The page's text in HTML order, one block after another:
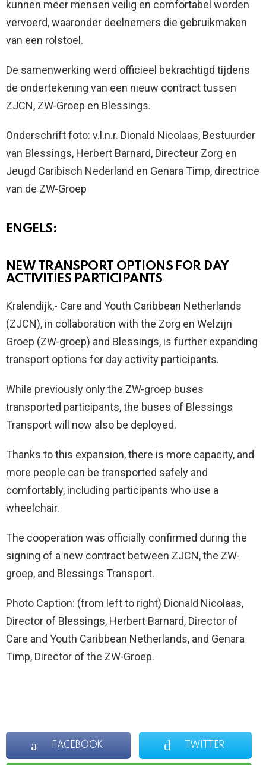
kunnen meer mensen veilig en comfortabel worden
vervoerd, waaronder deelnemers die gebruikmaken
van een rolstoel.
De samenwerking werd officieel bekrachtigd tijdens
de ondertekening van een nieuw contract tussen
ZJCN, ZW-Groep en Blessings.
Onderschrift foto: v.l.n.r. Dionald Nicolaas, Bestuurder
van Blessings, Herbert Barnard, Directeur Zorg en
Jeugd Caribisch Nederland en Genara Timp, directrice
van de ZW-Groep
ENGELS:
NEW TRANSPORT OPTIONS FOR DAY
ACTIVITIES PARTICIPANTS
Kralendijk,- Care and Youth Caribbean Netherlands
(ZJCN), in collaboration with the Zorg en Welzijn
Groep (ZW-groep) and Blessings, is further expanding
transport options for day activity participants.
While previously only the ZW-groep buses
transported participants, the buses of Blessings
Transport will now also be deployed.
Thanks to this expansion, there is more capacity, and
more people can be transported safely and
comfortably, including participants who use a
wheelchair.
The cooperation was officially confirmed during the
signing of a new contract between ZJCN, the ZW-
groep, and Blessings Transport.
Photo Caption: (from left to right) Dionald Nicolaas,
Director of Blessings, Herbert Barnard, Director of
Care and Youth Caribbean Netherlands, and Genara
Timp, Director of the ZW-Groep.
FACEBOOK TWITTER